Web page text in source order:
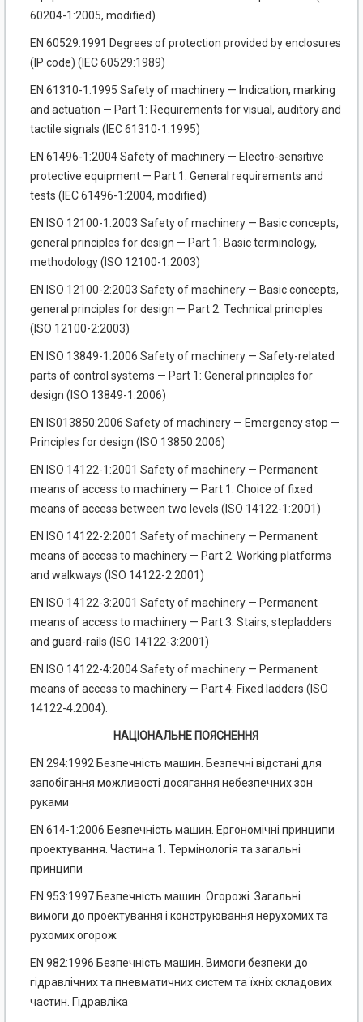
60204-1:2005, modified)
EN 60529:1991 Degrees of protection provided by enclosures
(IP code) (IEC 60529:1989)
EN 61310-1:1995 Safety of machinery — Indication, marking
and actuation — Part 1: Requirements for visual, auditory and
tactile signals (IEC 61310-1:1995)
EN 61496-1:2004 Safety of machinery — Electro-sensitive
protective equipment — Part 1: General requirements and
tests (IEC 61496-1:2004, modified)
EN ISO 12100-1:2003 Safety of machinery — Basic concepts,
general principles for design — Part 1: Basic terminology,
methodology (ISO 12100-1:2003)
EN ISO 12100-2:2003 Safety of machinery — Basic concepts,
general principles for design — Part 2: Technical principles
(ISO 12100-2:2003)
EN ISO 13849-1:2006 Safety of machinery — Safety-related
parts of control systems — Part 1: General principles for
design (ISO 13849-1:2006)
EN IS013850:2006 Safety of machinery — Emergency stop —
Principles for design (ISO 13850:2006)
EN ISO 14122-1:2001 Safety of machinery — Permanent
means of access to machinery — Part 1: Choice of fixed
means of access between two levels (ISO 14122-1:2001)
EN ISO 14122-2:2001 Safety of machinery — Permanent
means of access to machinery — Part 2: Working platforms
and walkways (ISO 14122-2:2001)
EN ISO 14122-3:2001 Safety of machinery — Permanent
means of access to machinery — Part 3: Stairs, stepladders
and guard-rails (ISO 14122-3:2001)
EN ISO 14122-4:2004 Safety of machinery — Permanent
means of access to machinery — Part 4: Fixed ladders (ISO
14122-4:2004).
НАЦІОНАЛЬНЕ ПОЯСНЕННЯ
EN 294:1992 Безпечність машин. Безпечні відстані для
запобігання можливості досягання небезпечних зон
руками
EN 614-1:2006 Безпечність машин. Ергономічні принципи
проектування. Частина 1. Термінологія та загальні
принципи
EN 953:1997 Безпечність машин. Огорожі. Загальні
вимоги до проектування і конструювання нерухомих та
рухомих огорож
EN 982:1996 Безпечність машин. Вимоги безпеки до
гідравлічних та пневматичних систем та їхніх складових
частин. Гідравліка